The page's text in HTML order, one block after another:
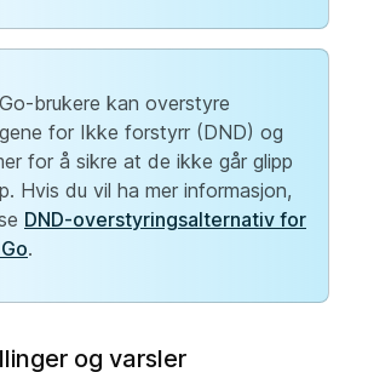
brukere kan overstyre
for Ikke forstyrr (DND) og
for å sikre at de ikke går glipp
Hvis du vil ha mer informasjon,
DND-overstyringsalternativ for
.
og varsler